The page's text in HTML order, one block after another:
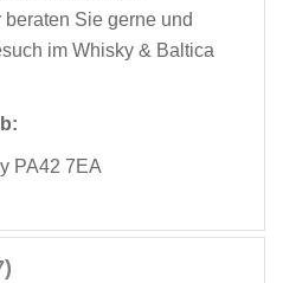
Sie gerne und
im Whisky & Baltica
PA42 7EA